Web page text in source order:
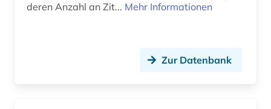
immanuel (1)
informatik (6)
deren Anzahl an Zit... Mehr Informationen
Zur Datenbank